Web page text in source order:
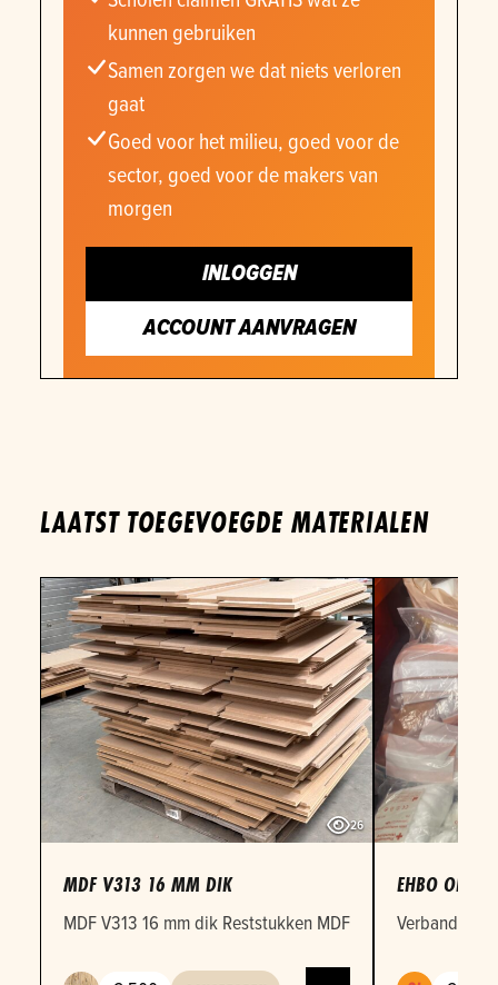
kunnen gebruiken
Samen zorgen we dat niets verloren
gaat
Goed voor het milieu, goed voor de
sector, goed voor de makers van
morgen
INLOGGEN
ACCOUNT AANVRAGEN
LAATST TOEGEVOEGDE MATERIALEN
26
MDF V313 16 MM DIK
MDF V313 16 mm dik Reststukken MDF 16mm in
EHBO